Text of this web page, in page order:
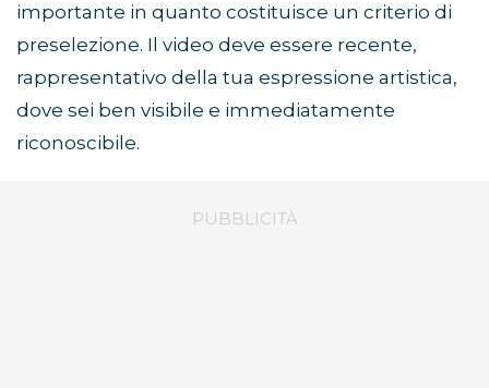
importante in quanto costituisce un criterio di
preselezione. Il video deve essere recente,
rappresentativo della tua espressione artistica,
dove sei ben visibile e immediatamente
riconoscibile.